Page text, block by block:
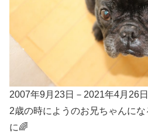
2007年9月23日－2021年4月26日
2歳の時にようのお兄ちゃんに
に🌈